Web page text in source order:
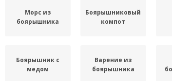
Морс из
боярышника
Боярышниковый
компот
Боярышник с
медом
Варение из
боярышника